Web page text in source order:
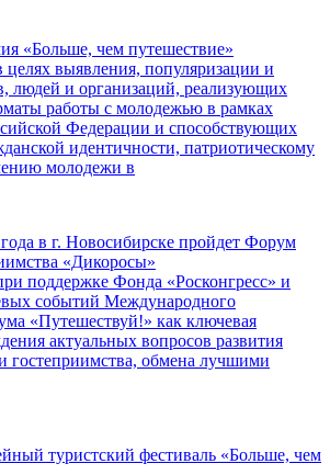
«Больше, чем путешествие»
выявления, популяризации и
людей и организаций, реализующих
работы с молодежью в рамках
Федерации и способствующих
идентичности, патриотическому
молодежи в
в г. Новосибирске пройдет Форум
«Дикоросы»
поддержке Фонда «Росконгресс» и
событий Международного
«Путешествуй!» как ключевая
актуальных вопросов развития
гостеприимства, обмена лучшими
туристский фестиваль «Больше, чем